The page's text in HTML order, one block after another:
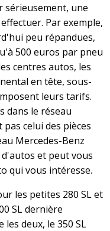
sérieusement, une
Par exemple,
peu répandues,
500 euros par pneu
centres autos, les
en tête, sous-
leurs tarifs.
dans le réseau
celui des pièces
Mercedes-Benz
et peut vous
qui vous intéresse.
les petites 280 SL et
SL dernière
deux, le 350 SL